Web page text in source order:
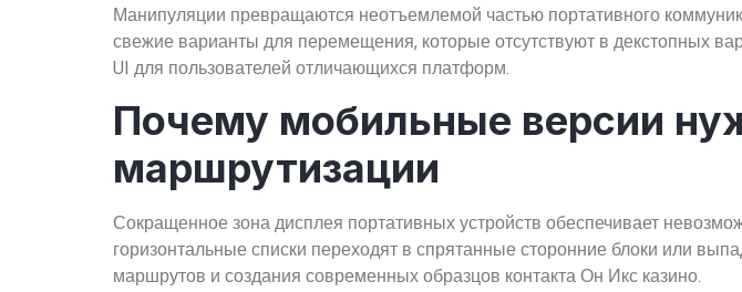
Манипуляции превращаются неотъемлемой частью портативного
свежие варианты для перемещения, которые отсутствуют в декстопных
UI для пользователей отличающихся платформ.
Почему мобильные версии
маршрутизации
Сокращенное зона дисплея портативных устройств обеспечивает
горизонтальные списки переходят в спрятанные сторонние блоки или
маршрутов и создания современных образцов контакта Он Икс казино.